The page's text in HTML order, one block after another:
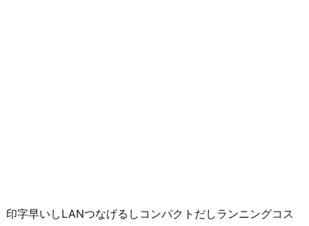
印字早いしLANつなげるしコンパクトだしランニングコス